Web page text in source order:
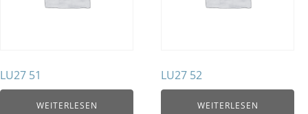
LU27 51
WEITERLESEN
LU27 52
WEITERLESEN